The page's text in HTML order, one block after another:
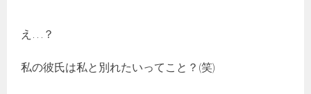
え…？
私の彼氏は私と別れたいってこと？(笑)